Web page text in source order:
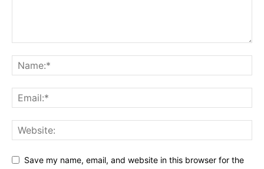
Save my name, email, and website in this browser for the